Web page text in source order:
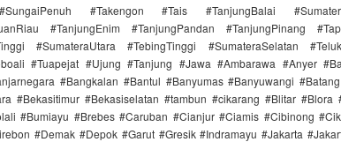
#Takengon #Tais #TanjungBalai
#TanjungEnim #TanjungPandan #TanjungPinang
#SumateraUtara #TebingTinggi #SumateraSelatan
#Tuapejat #Ujung #Tanjung #Jawa #Ambarawa #Anyer
#Bangkalan #Bantul #Banyumas #Banyuwangi
#Bekasitimur #Bekasiselatan #tambun #cikarang #Blitar #Blora
#Bumiayu #Brebes #Caruban #Cianjur #Ciamis #Cibinong
#Demak #Depok #Garut #Gresik #Indramayu #Jakarta